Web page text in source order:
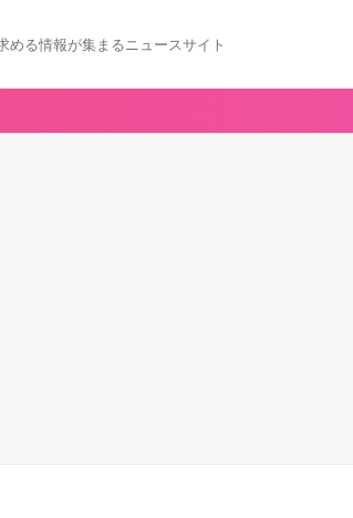
める情報が集まるニュースサイト